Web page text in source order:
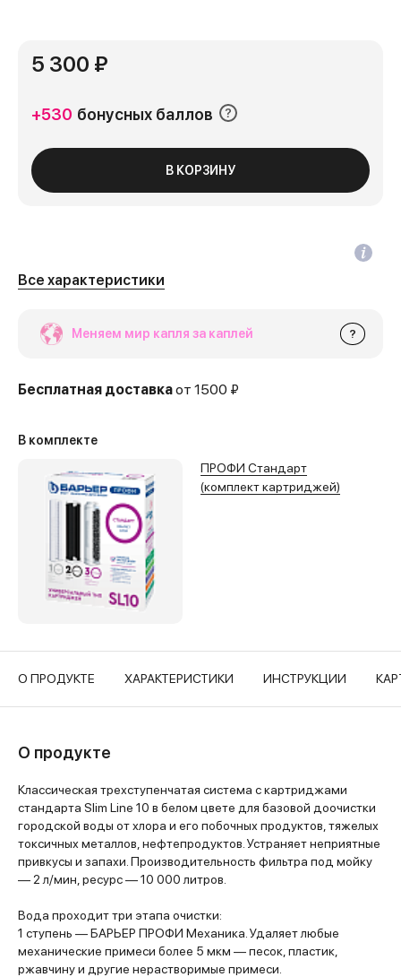
5 300 ₽
+530 бонусных баллов
В КОРЗИНУ
Все характеристики
Меняем мир капля за каплей ?
Бесплатная доставкаот 1500 ₽
В комплекте
ПРОФИ Стандарт
(комплект картриджей)
О ПРОДУКТЕ ХАРАКТЕРИСТИКИ ИНСТРУКЦИИ
О продукте
Классическая трехступенчатая система с картриджами
стандарта Slim Line 10 в белом цвете для базовой доочистки
городской воды от хлора и его побочных продуктов, тяжелых
токсичных металлов, нефтепродуктов. Устраняет неприятные
привкусы и запахи. Производительность фильтра под мойку
— 2 л/мин, ресурс — 10 000 литров.
Вода проходит три этапа очистки:
1 ступень — БАРЬЕР ПРОФИ Механика. Удаляет любые
механические примеси более 5 мкм — песок, пластик,
ржавчину и другие нерастворимые примеси.